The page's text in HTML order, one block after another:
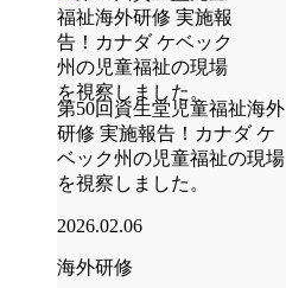
第50回資生堂児童福祉海外
研修 実施報告！カナダ ケ
ベック州の児童福祉の現場
を視察しました。
2026.02.06
海外研修